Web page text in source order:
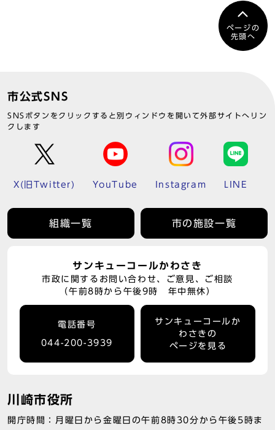
ページの
先頭へ
市公式SNS
SNSボタンをクリックすると別ウィンドウを開いて外部サイトへリン
クします
X(旧Twitter) YouTube Instagram LINE
組織一覧 市の施設一覧
サンキューコールかわさき
市政に関するお問い合わせ、ご意見、ご相談
（午前8時から午後9時 年中無休）
電話番号
044-200-3939
サンキューコールか
わさきの
ページを見る
川崎市役所
開庁時間：月曜日から金曜日の午前8時30分から午後5時ま